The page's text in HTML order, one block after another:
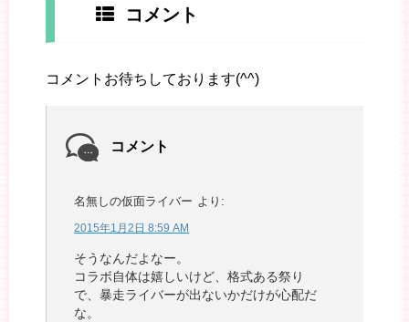
コメント
コメントお待ちしております(^^)
コメント
名無しの仮面ライバー より:
2015年1月2日 8:59 AM
そうなんだよなー。
コラボ自体は嬉しいけど、格式ある祭り
で、暴走ライバーが出ないかだけが心配だ
な。